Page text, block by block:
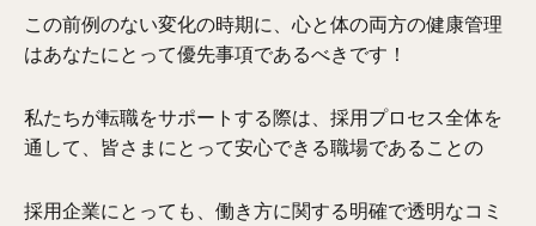
この前例のない変化の時期に、心と体の両方の健康管理
はあなたにとって優先事項であるべきです！
私たちが転職をサポートする際は、採用プロセス全体を
通して、皆さまにとって安心できる職場であることの
採用企業にとっても、働き方に関する明確で透明なコミ